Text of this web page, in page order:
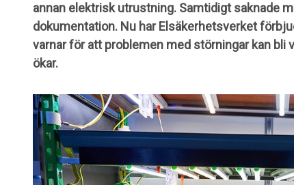
annan elektrisk utrustning. Samtidigt saknade
dokumentation. Nu har Elsäkerhetsverket
varnar för att problemen med störningar kan bli
ökar.